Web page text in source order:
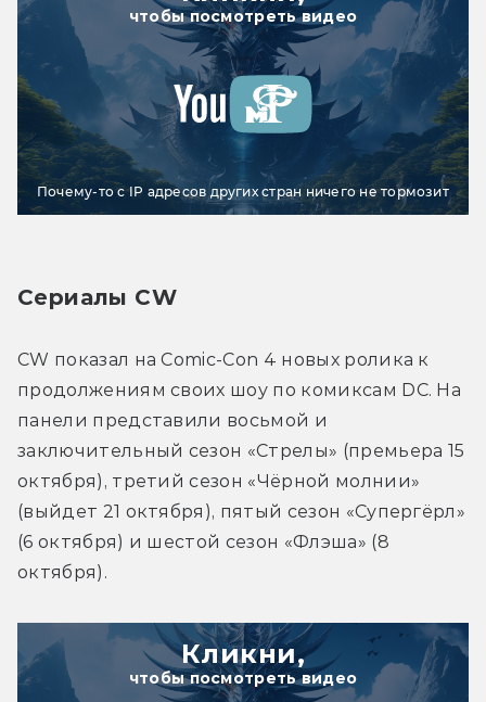
чтобы посмотреть видео
Почему-то с IP адресов других стран ничего не тормозит
Сериалы CW
CW показал на Comic-Con 4 новых ролика к
продолжениям своих шоу по комиксам DC. На
панели представили восьмой и
заключительный сезон «Стрелы» (премьера 15
октября), третий сезон «Чёрной молнии»
(выйдет 21 октября), пятый сезон «Супергёрл»
(6 октября) и шестой сезон «Флэша» (8
октября).
Кликни,
чтобы посмотреть видео